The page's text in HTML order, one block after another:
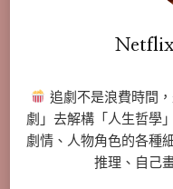
追劇不是浪費時間
劇」去解構「人生哲學
劇情、人物角色的各種
推理、自己